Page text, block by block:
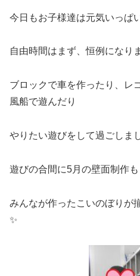
今日もお子様達は元気いっぱ
自由時間はまず、恒例になり
ブロックで車を作ったり、レ
風船で遊んだり
やりたい遊びをして過ごしま
遊びの合間に5月の壁面制作
みんなが作ったこいのぼりが
✨